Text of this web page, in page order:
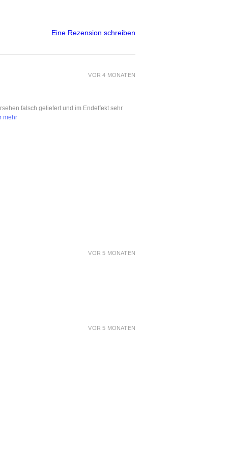
Eine Rezension schreiben
VOR 4 MONATEN
falsch geliefert und im Endeffekt sehr
mehr
VOR 5 MONATEN
VOR 5 MONATEN